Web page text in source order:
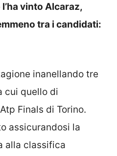
vinto Alcaraz,
tra i candidati:
inanellando tre
cui quello di
Finals di Torino.
assicurandosi la
alla classifica